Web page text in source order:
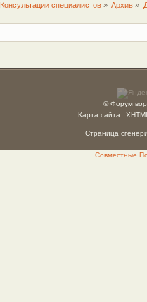
Консультации специалистов » Архив »
© Форум
Карта сайта
Страница
Совместные